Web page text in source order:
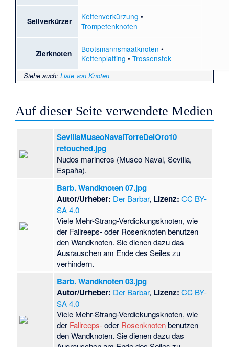
Seilverkürzer Kettenverkürzung •
Trompetenknoten
Zierknoten Bootsmannsmaatknoten •
Kettenplatting • Trossenstek
Siehe auch:Liste von Knoten
Auf dieser Seite verwendete Medien
SevillaMuseoNavalTorreDelOro10
retouched.jpg
Nudos marineros (Museo Naval, Sevilla,
España).
Barb. Wandknoten 07.jpg
Autor/Urheber: Der Barbar, Lizenz: CC BY-
SA 4.0
Viele Mehr-Strang-Verdickungsknoten, wie
der Fallreeps- oder Rosenknoten benutzen
den Wandknoten. Sie dienen dazu das
Ausrauschen am Ende des Seiles zu
verhindern.
Barb. Wandknoten 03.jpg
Autor/Urheber: Der Barbar, Lizenz: CC BY-
SA 4.0
Viele Mehr-Strang-Verdickungsknoten, wie
der Fallreeps-oder Rosenknotenbenutzen
den Wandknoten. Sie dienen dazu das